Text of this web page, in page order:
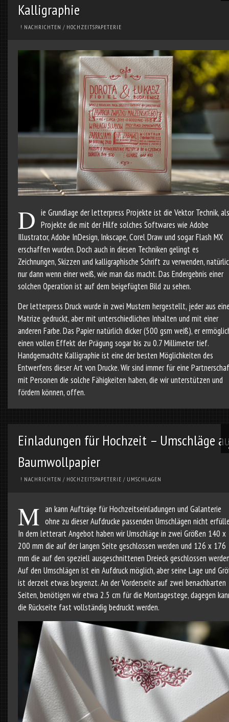
Kalligraphie
! NACHRICHTEN / HOCHZEITSPAPETERIE
D ie Grundlage der letterpress Projekte ist die Vektor Technik,
Projekte die mit der Hilfe solches Softwares wie Adobe
Illustrator, Adobe InDesign, Inkscape, Corel Draw und sogar Flash MX
erschaffen wurden. Doch auch in diesen Techniken gelingt es
Zeichnungen, Skizzen und kalligraphische Schrift zu verwenden,
nur dann wenn einer weiß, wie man das macht. Das Endergebnis einer
solchen Operation ist auf dem beigefügten Bild zu sehen.
Der letterpress Druck wurde in zwei Mustern hergestellt, jeder aus
Matrize gedruckt, aber mit unterschiedlichen Inhalten und mit einer
anderen Farbe. Das Papier natürlich dicker (500 gsm weiß), er
einen vollen Effekt der Prägung sogar bis zu 0.7 Millimeter tief.
Handgemachte Kalligraphie ist eine der besten Möglichkeiten des
Entwerfens dieser Art von Drucke. Wir sind immer für eine
mit Personen die solche Fähigkeiten haben, die wir unterstützen und
fördern können, offen.
Einladungen für Hochzeit – Umschläge
Baumwollpapier
! NACHRICHTEN / HOCHZEITSPAPETERIE / UMSCHLAGEN
M an kann Aufträge für Hochzeitseinladungen und Galanterie
ohne zu dieser Aufdrucke passenden Umschlägen nicht
In dem letterart Angebot haben wir Umschläge in zwei Größen 140 x
200 mm die auf der langen Seite geschlossen werden und 126 x 176
mm die auf den speziell ausgeschnittenen Dreieck geschlossen
Auf den Umschlägen ist ein Aufdruck möglich, aber seine Lage und
ist derzeit etwas begrenzt. An der Vorderseite auf zwei benachbarten
Seiten, benötigen wir etwa 2.5 cm für die Montagestege, dagegen
die Rückseite fast vollständig bedruckt werden.